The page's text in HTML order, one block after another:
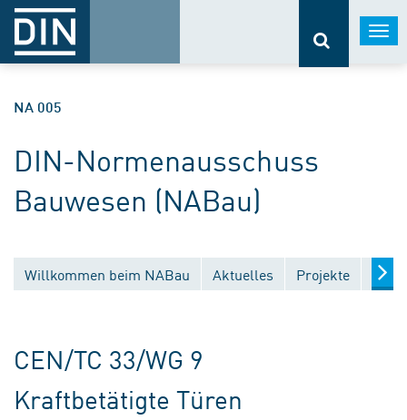
NA 005
DIN-Normenausschuss
Bauwesen (NABau)
Willkommen beim NABau Aktuelles Projekte
CEN/TC 33/WG 9
Kraftbetätigte Türen